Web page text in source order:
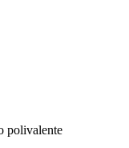
polivalente